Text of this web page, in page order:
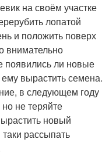
на своём участке
лопатой
и положить поверх
внимательно
появились ли новые
вырастить семена.
в следующем году
не теряйте
новый
рассыпать